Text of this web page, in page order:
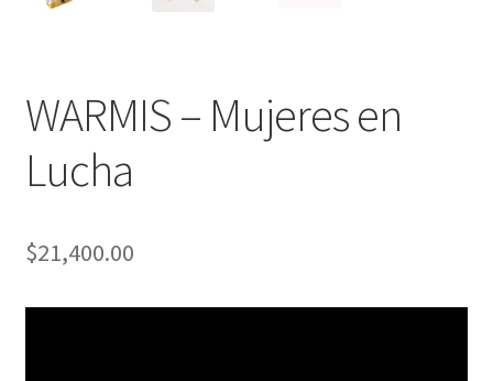
WARMIS – Mujeres en
Lucha
$21,400.00